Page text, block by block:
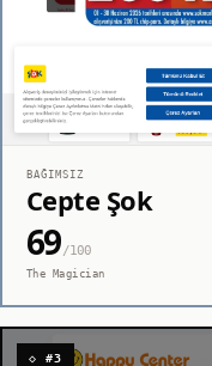
BAĞIMSIZ
Cepte Şok
69/100
The Magician
◇ #3